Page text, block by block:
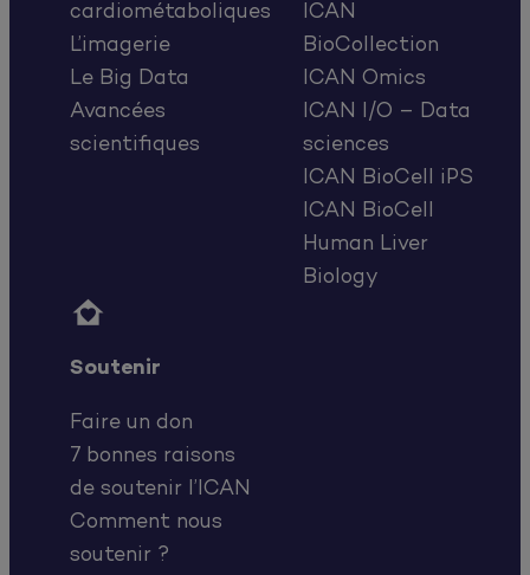
cardiométaboliques
L’imagerie
Le Big Data
Avancées
scientifiques
ICAN
BioCollection
ICAN Omics
ICAN I/O – Data
sciences
ICAN BioCell iPS
ICAN BioCell
Human Liver
Biology

Soutenir
Faire un don
7 bonnes raisons
de soutenir l’ICAN
Comment nous
soutenir ?